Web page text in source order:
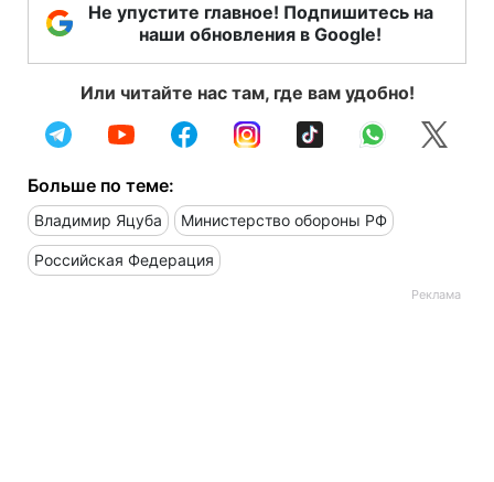
Не упустите главное! Подпишитесь на
наши обновления в Google!
Или читайте нас там, где вам удобно!
Больше по теме:
Владимир Яцуба Министерство обороны РФ
Российская Федерация